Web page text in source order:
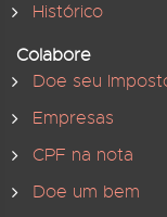
Histórico
Colabore
Doe seu
Empresas
CPF na nota
Doe um bem